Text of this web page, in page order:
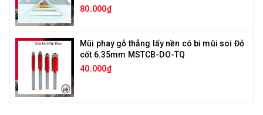
80.000₫
Mũi phay gỗ thẳng lấy nền có bi mũi soi Đỏ
cốt 6.35mm MSTCB-DO-TQ
40.000₫